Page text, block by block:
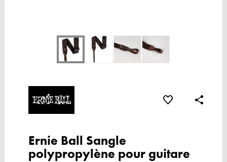
Ernie Ball Sangle
polypropylène pour guitare